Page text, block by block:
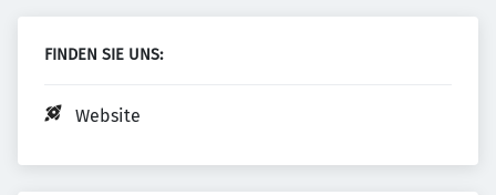
FINDEN SIE UNS:
Website